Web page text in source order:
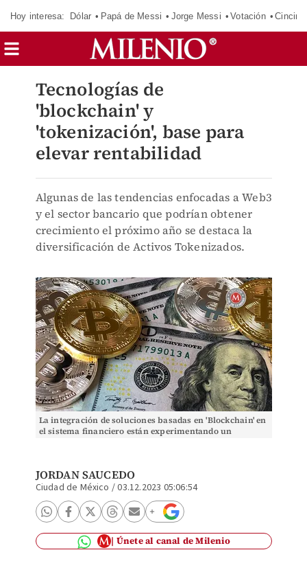
Hoy interesa: Dólar Papá de Messi Jorge Messi Votación
Tecnologías de
'blockchain' y
'tokenización', base para
elevar rentabilidad
Algunas de las tendencias enfocadas a Web3
y el sector bancario que podrían obtener
crecimiento el próximo año se destaca la
diversificación de Activos Tokenizados.
La integración de soluciones basadas en 'Blockchain' en
el sistema financiero están experimentando un
JORDAN SAUCEDO
Ciudad de México /03.12.2023 05:06:54
Únete al canal de Milenio